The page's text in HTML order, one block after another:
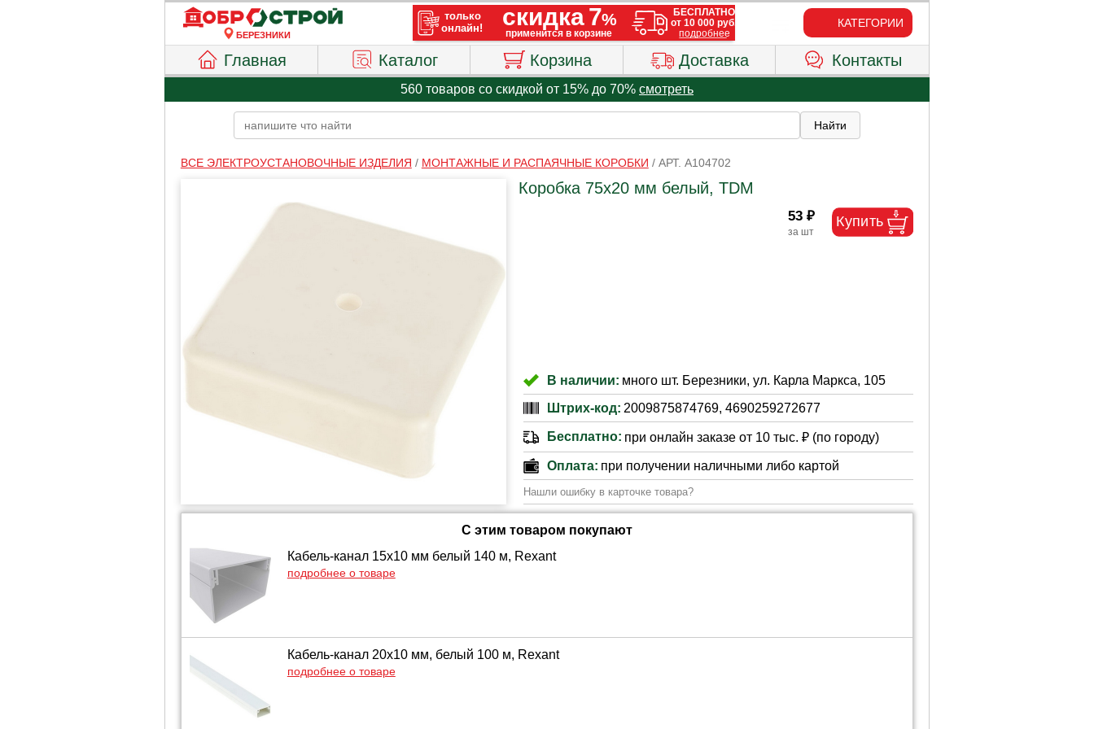
БЕРЕЗНИКИ
КАТЕГОРИИ
Главная Каталог Корзина Доставка Контакты
560 товаров со скидкой от 15% до 70% смотреть
ВСЕ ЭЛЕКТРОУСТАНОВОЧНЫЕ ИЗДЕЛИЯ / МОНТАЖНЫЕ И РАСПАЯЧНЫЕ КОРОБКИ / АРТ. A104702
Коробка 75х20 мм белый, TDM
53 ₽
В наличии: много шт. Березники, ул. Карла Маркса, 105
Штрих-код: 2009875874769, 4690259272677
Бесплатно: при онлайн заказе от 10 тыс. ₽ (по городу)
Оплата: при получении наличными либо картой
Нашли ошибку в карточке товара?
С этим товаром покупают
Кабель-канал 15х10 мм белый 140 м, Rexant
подробнее о товаре
Кабель-канал 20х10 мм, белый 100 м, Rexant
подробнее о товаре